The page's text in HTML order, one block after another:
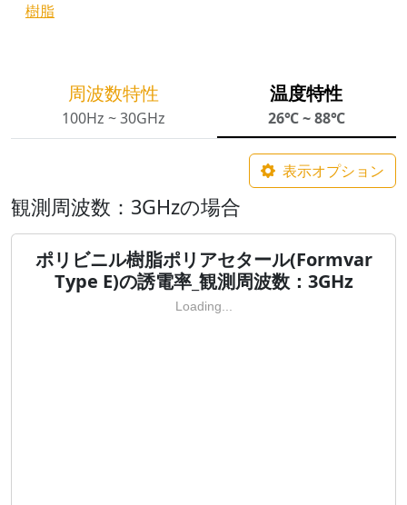
樹脂
周波数特性
100Hz ~ 30GHz
温度特性
26℃ ~ 88℃
表示オプション
観測周波数：3GHzの場合
ポリビニル樹脂ポリアセタール(Formvar
Type E)の誘電率_観測周波数：3GHz
Loading...